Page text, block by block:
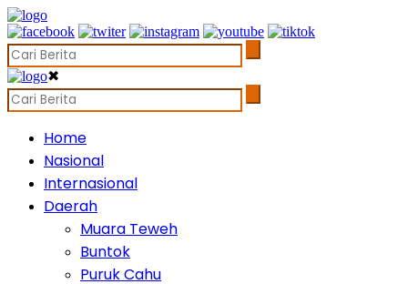
✖
Home
Nasional
Internasional
Daerah
Muara Teweh
Buntok
Puruk Cahu